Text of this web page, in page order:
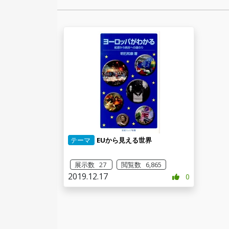
テーマ EUから見える世界
展示数 27 閲覧数 6,865
2019.12.17 0